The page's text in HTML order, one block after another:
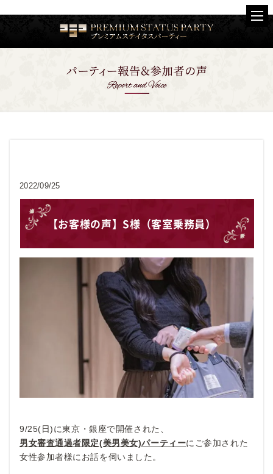
2022/09/25
【お客様の声】S様（客室乗務員）
9/25(日)に東京・銀座で開催された、
男女審査通過者限定(美男美女)パーティーにご参加された
女性参加者様にお話を伺いました。